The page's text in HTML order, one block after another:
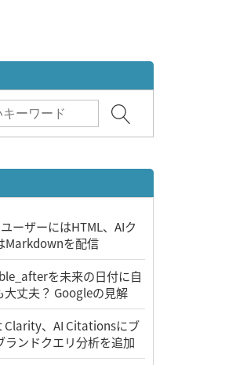
ーザーにはHTML、AIク
Markdownを配信
を未来の日付に自
大丈夫？ Googleの見解
Clarity、AI Citationsにブ
ランドクエリ分析を追加